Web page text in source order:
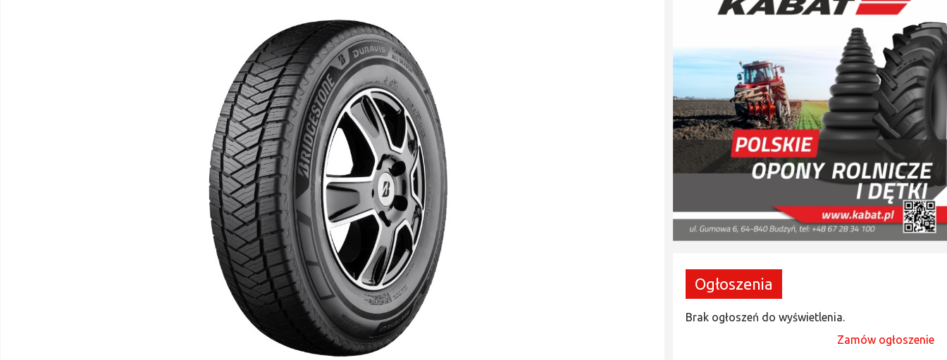
Ogłoszenia
Brak ogłoszeń do wyświetlenia.
Zamów ogłoszenie